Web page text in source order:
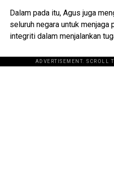
Dalam pada itu, Agus juga
seluruh negara untuk
integriti dalam menjalankan
ADVERTISEMENT. SCROLL